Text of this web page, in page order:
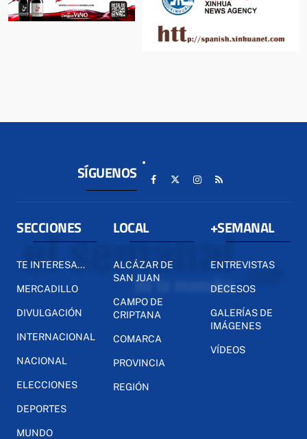
SÍGUENOS
SECCIONES
TE INTERESA...
MERCADILLO
DIVULGACIÓN
INTERNACIONAL
NACIONAL
ELECCIONES
DEPORTES
MUNDO
LOCAL
ALCÁZAR DE
SAN JUAN
CAMPO DE
CRIPTANA
COMARCA
PROVINCIA
REGIÓN
+SEMANAL
ENTREVISTAS
DECESOS
GALERÍAS DE
IMÁGENES
VÍDEOS